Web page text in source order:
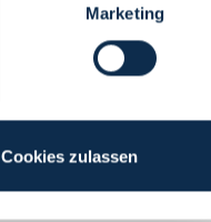
Marketing
Cookies zulassen